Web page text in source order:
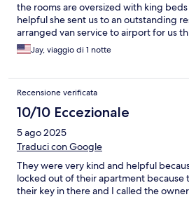
the rooms are oversized with king
helpful she sent us to an outstanding
arranged van service to airport for us
Jay, viaggio di 1 notte
Recensione verificata
10/10 Eccezionale
5 ago 2025
Traduci con Google
They were very kind and helpful
locked out of their apartment because
their key in there and I called the